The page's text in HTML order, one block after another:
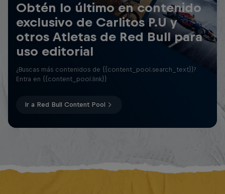
Obtén lo último en contenido
exclusivo de Carlitos P.U y
otros Atletas de Red Bull para
uso editorial
¿Buscas más contenidos de {{content_pool.search_text}}?
Entra en {{content_pool.link}}
Ir a Red Bull Content Pool